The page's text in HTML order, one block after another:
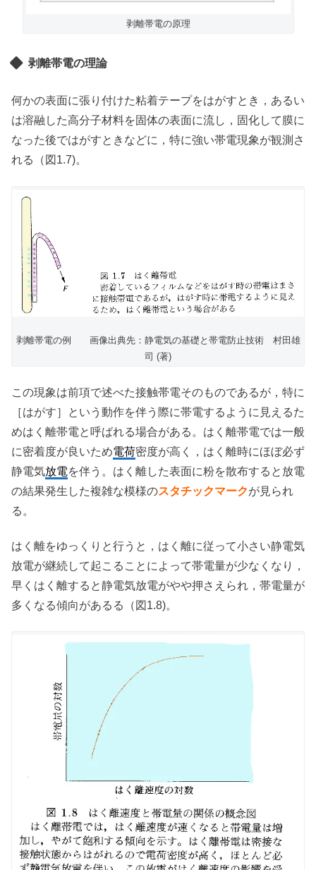
剥離帯電の原理
剥離帯電の理論
何かの表面に張り付けた粘着テープをはがすとき，あるい
は溶融した高分子材料を固体の表面に流し，固化して膜に
なった後ではがすときなどに，特に強い帯電現象が観測さ
れる（図1.7)。
剥離帯電の例 画像出典先：静電気の基礎と帯電防止技術 村田雄
司 (著)
この現象は前項で述べた接触帯電そのものであるが，特に
［はがす］という動作を伴う際に帯電するように見えるた
めはく離帯電と呼ばれる場合がある。はく離帯電では一般
に密着度が良いため電荷密度が高く，はく離時にほぼ必ず
静電気放電を伴う。はく離した表面に粉を散布すると放電
の結果発生した複雑な模様のスタチックマークが見られ
る。
はく離をゆっくりと行うと，はく離に従って小さい静電気
放電が継続して起こることによって帯電量が少なくなり，
早くはく離すると静電気放電がやや押さえられ，帯電量が
多くなる傾向があるる（図1.8)。